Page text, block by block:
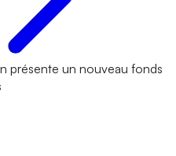
présente un nouveau fonds